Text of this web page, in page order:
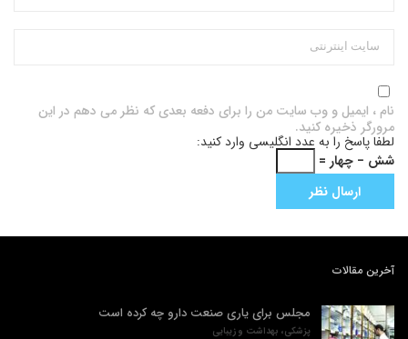
نام ، ایمیل و وب سایت من را برای دفعه بعدی که نظر می دهم در این
مرورگر ذخیره کنید.
لطفا پاسخ را به عدد انگلیسی وارد کنید:
شش − چهار =
آخرین مقالات
مجلس برای یاری صنعت دارو چه کرده است
پزشکی، بهداشت و زیبایی